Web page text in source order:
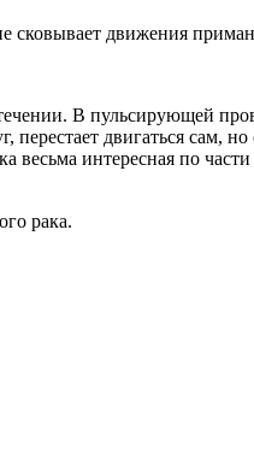
сковывает движения
В пульсирующей
двигаться сам,
весьма интересная по
рака.